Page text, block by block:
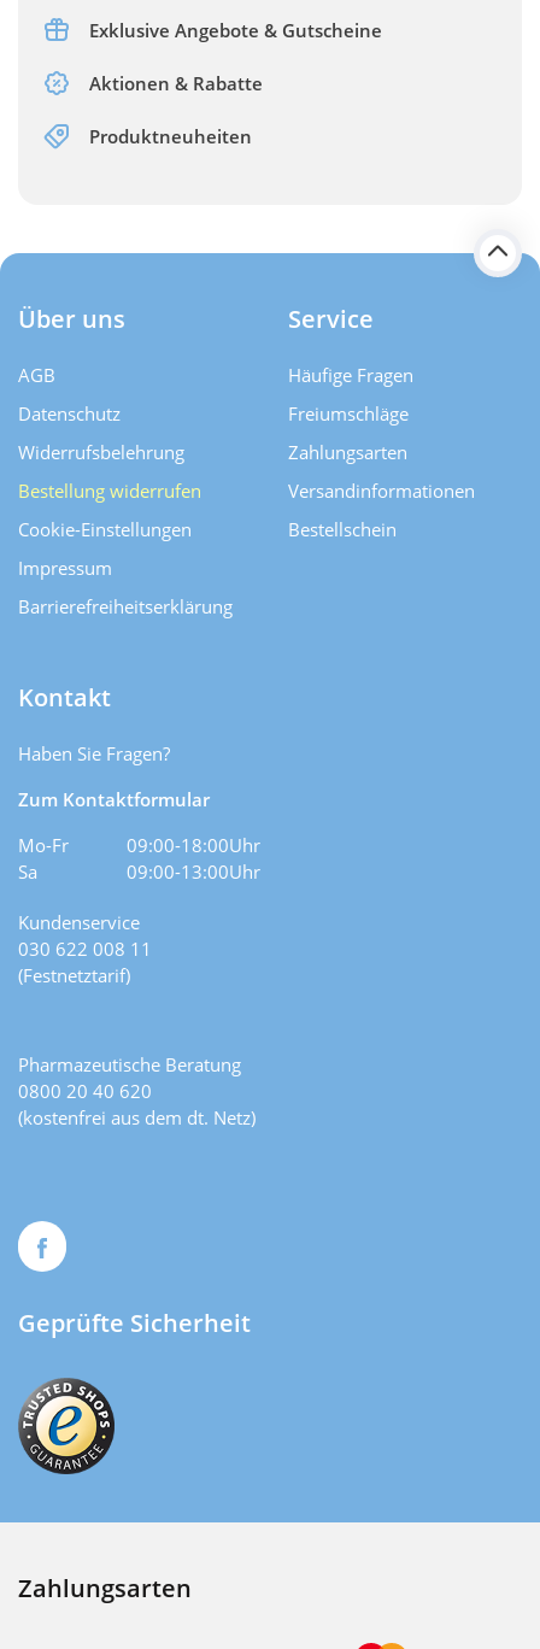
Exklusive Angebote & Gutscheine
Aktionen & Rabatte
Produktneuheiten
Über uns
AGB
Datenschutz
Widerrufsbelehrung
Bestellung widerrufen
Cookie-Einstellungen
Impressum
Barrierefreiheitserklärung
Service
Häufige Fragen
Freiumschläge
Zahlungsarten
Versand­informationen
Bestellschein
Kontakt
Haben Sie Fragen?
Zum Kontaktformular
Mo-Fr
09:00-18:00Uhr
Sa
09:00-13:00Uhr
Kundenservice
030 622 008 11
(Festnetztarif)
Pharmazeutische Beratung
0800 20 40 620
(kostenfrei aus dem dt. Netz)
Geprüfte Sicherheit
Zahlungsarten